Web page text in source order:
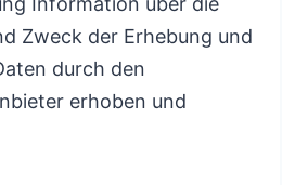
Zweck der Erhebung und
durch den
erhoben und